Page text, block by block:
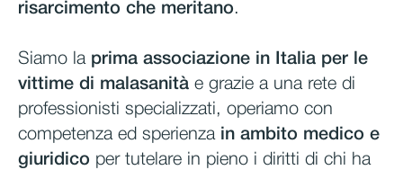
risarcimento che meritano.
Siamo la prima associazione in Italia per le
vittime di malasanità e grazie a una rete di
professionisti specializzati, operiamo con
competenza ed sperienza in ambito medico e
giuridico per tutelare in pieno i diritti di chi ha